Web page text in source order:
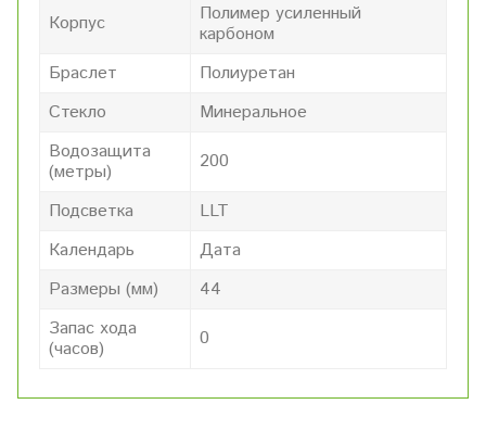
Корпус
Полимер усиленный
карбоном
Браслет
Полиуретан
Стекло
Минеральное
Водозащита
(метры)
200
Подсветка
LLT
Календарь
Дата
Размеры (мм)
44
Запас хода
(часов)
0